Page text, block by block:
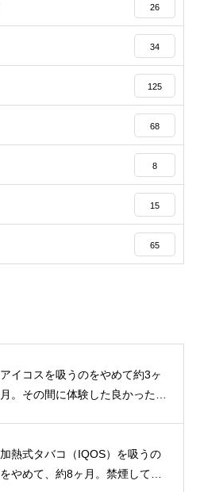
26
34
125
68
8
15
65
アイコスを吸うのをやめて約3ヶ
月。その間に体験した良かったこ
加熱式タバコ（IQOS）を吸うの
をやめて、約8ヶ月。禁煙してか